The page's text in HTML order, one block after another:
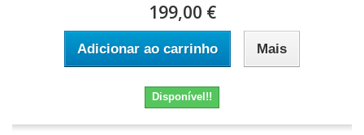
199,00 €
Adicionar ao carrinho Mais
Disponível!!